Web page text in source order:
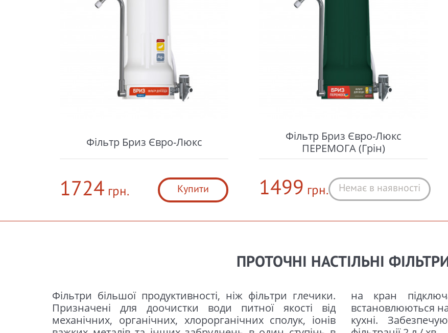
Фільтр Бриз Євро-Люкс
1724 грн. Купити
Фільтр Бриз Євро-Люкс
ПЕРЕМОГА (Грін)
1499 грн. Немає в наявності
ПРОТОЧНІ НАСТІЛЬНІ ФІЛЬТРИ
Фільтри більшої продуктивності, ніж фільтри глечики.
Призначені для доочистки води питної якості від
механічних, органічних, хлорорганічних сполук, іонів
на кран підключаються до системи водопроводу,
встановлюються на мийці, підлаштовуючись під інтер'єр
кухні. Забезпечують очищення води зі швидкістю